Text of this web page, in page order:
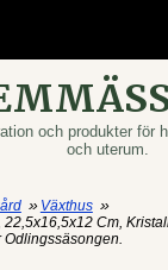
och produkter för
och uterum.
» Växthus »
Cm,
Odlingssäsongen.